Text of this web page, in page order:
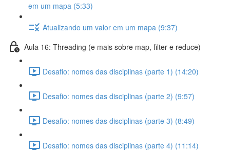
em um mapa (5:33)
Atualizando um valor em um mapa (9:37)
Aula 16: Threading (e mais sobre map, filter e reduce)
Desafio: nomes das disciplinas (parte 1) (14:20)
Desafio: nomes das disciplinas (parte 2) (9:57)
Desafio: nomes das disciplinas (parte 3) (8:49)
Desafio: nomes das disciplinas (parte 4) (11:14)